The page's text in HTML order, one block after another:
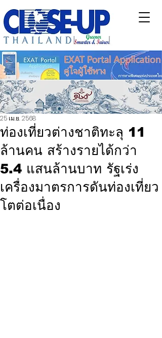
ท่องเที่ยวต่างชาติทะลุ 11
ล้านคน สร้างรายได้กว่า
5.4 แสนล้านบาท รัฐเร่ง
เครื่องมาตรการดันท่องเที่ยว
โตต่อเนื่อง
25 เม.ย. 2568